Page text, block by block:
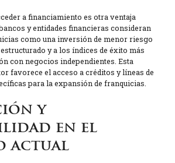
a financiamiento es otra ventaja
y entidades financieras consideran
como una inversión de menor riesgo
y a los índices de éxito más
con negocios independientes. Esta
favorece el acceso a créditos y líneas de
para la expansión de franquicias.
y
en el
actual